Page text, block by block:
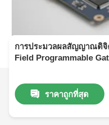
การประมวลผลสัญญาณดิจิ
Field Programmable
ราคาถูกที่สุด